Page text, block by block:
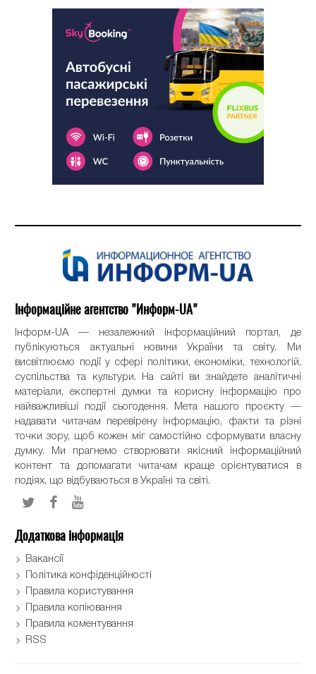
Інформаційне агентство "Информ-UA"
Інформ-UA — незалежний інформаційний портал, де
публікуються актуальні новини України та світу. Ми
висвітлюємо події у сфері політики, економіки, технологій,
суспільства та культури. На сайті ви знайдете аналітичні
матеріали, експертні думки та корисну інформацію про
найважливіші події сьогодення. Мета нашого проєкту —
надавати читачам перевірену інформацію, факти та різні
точки зору, щоб кожен міг самостійно сформувати власну
думку. Ми прагнемо створювати якісний інформаційний
контент та допомагати читачам краще орієнтуватися в
подіях, що відбуваються в Україні та світі.
Додаткова інформація
Вакансії
Політика конфіденційності
Правила користування
Правила копіювання
Правила коментування
RSS